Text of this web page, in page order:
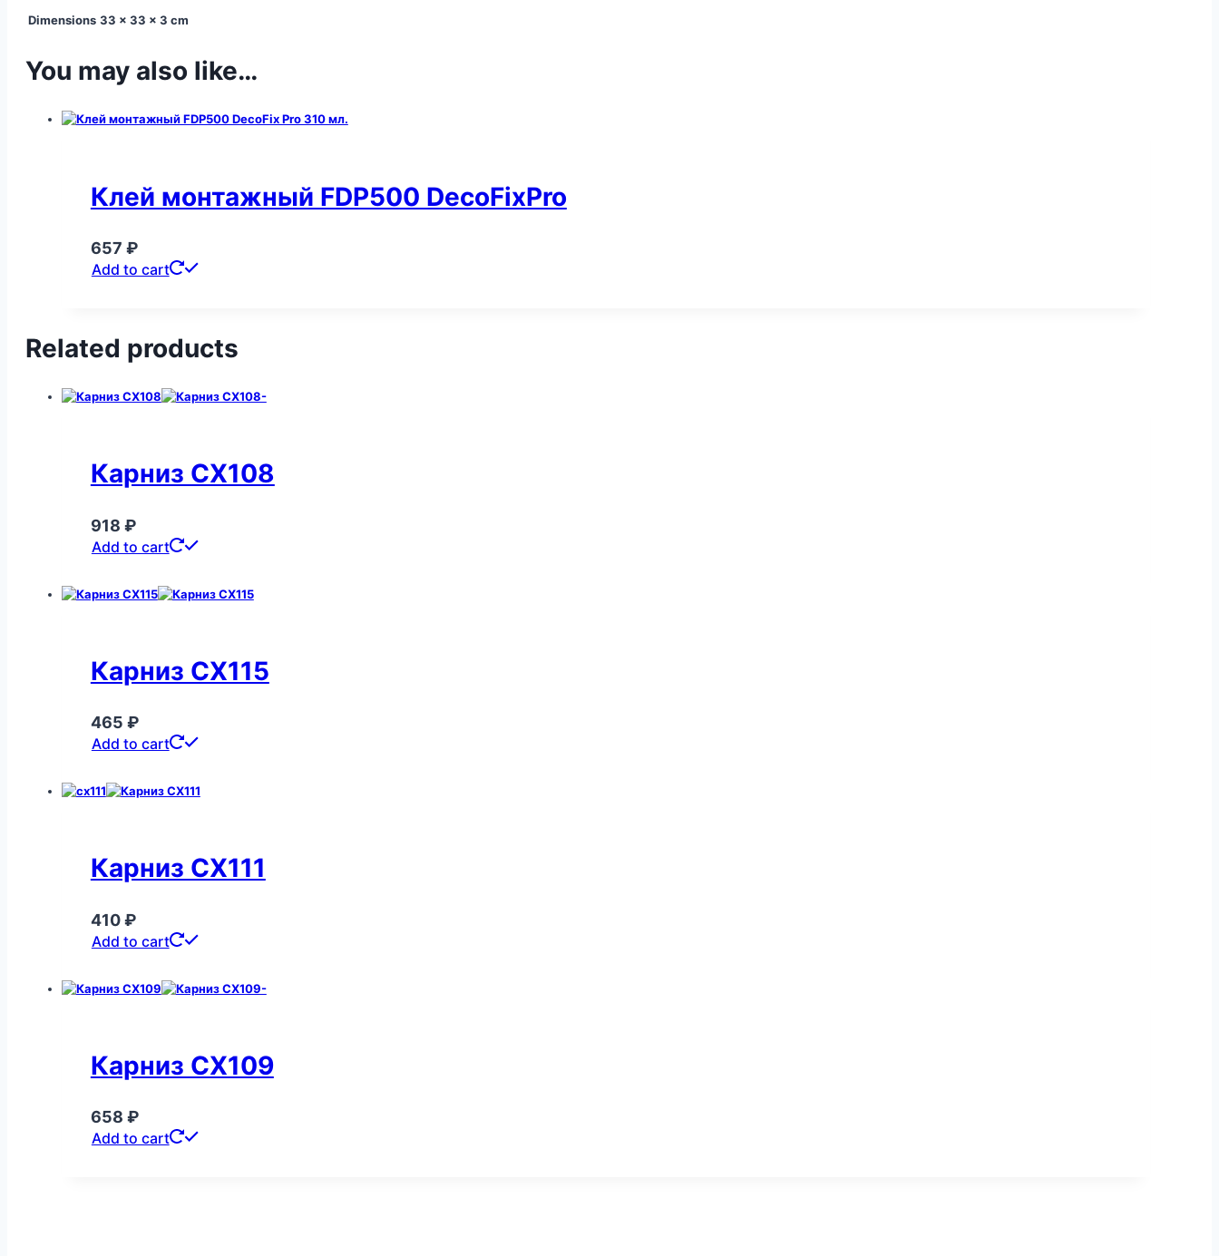
Dimensions 33 × 33 × 3 cm
You may also like…
Клей монтажный FDP500 DecoFixPro
657 ₽
Add to cart
Related products
Карниз CX108
918 ₽
Add to cart
Карниз CX115
465 ₽
Add to cart
Карниз CX111
410₽
Add to cart
Карниз CX109
658 ₽
Add to cart